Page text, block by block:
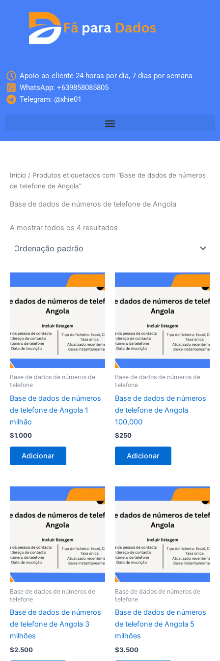
Apoio ao cliente 24 horas por dia, 7 dias por semana
WhatsApp: +639858085805
Telegram: @xhie01
Início / Produtos etiquetados com “Base de dados de números
de telefone de Angola”
Base de dados de números de telefone de Angola
A mostrar todos os 4 resultados
Base de dados de números de
telefone
Base de dados de números
de telefone de Angola 1
milhão
$1.000
Adicionar
Base de dados de números de
telefone
Base de dados de números
de telefone de Angola
100,000
$250
Adicionar
Base de dados de números de
telefone
Base de dados de números
de telefone de Angola 3
milhões
$2.500
Base de dados de números de
telefone
Base de dados de números
de telefone de Angola 5
milhões
$3.500